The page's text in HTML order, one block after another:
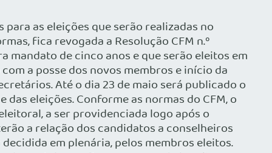
CAPÍTULO II DOS ATOS PREPARATÓRIOS DAS ELEIÇÕES SEÇÃO I DOS REGISTROS DAS CHAPAS Art. 12 – É obrigatório o registro prévio das chapas de candidatos a membros efetivos e suplentes dos Conselhos Regionais. Parágrafo 1º – O registro será efetuado mediante requerimento dirigido ao presidente da Comissão Eleitoral, assinado, pelo menos, por tantos médicos inscritos quanto sejam as vagas a preencher, e no qual deve constar o nome, por extenso, de cada candidato e o respectivo número de inscrição no Conselho Regional de Medicina. Parágrafo 2º – O requerimento deve ser acompanhado da declaração de aquiescência de cada candidato a membro efetivo e suplente. Parágrafo 3º – A Secretaria do Conselho Regional de Medicina protocolará o requerimento de registro da chapa e anotará, no mesmo e na cópia, a hora e data do recebimento. Art. 13 – Nenhum signatário de requerimento de registro de chapa poderá ser nela incluído e nenhum candidato poderá figurar em mais de uma chapa. Art. 14 – O número de candidatos a membros efetivos e suplentes dos Conselhos Regionais, inscritos em cada chapa eleitoral, será igual ao estipulado nos artigos 2º e 3º destas instruções. Art. 15 – O período para registro de chapa de candidatos aos Conselhos Regionais inicia-se às 14 horas do dia 2.6.2003 e termina às 18 horas do dia 16.6.2003. Art. 16 – A decisão sobre o requerimento de registro da chapa de candidatos deverá ser comunicada aos requerentes dentro de 72 horas após a apresentação do mesmo. Parágrafo único – Em caso de indeferimento pela Comissão Eleitoral, o presidente do Conselho Regional de Medicina dará conhecimento aos requerentes, através de despacho, dos motivos da decisão, fixando o prazo de 72 horas, a partir do mesmo, para que sejam sanadas as irregularidades que o justificaram. Art. 17 – As chapas serão numeradas de acordo com a ordem cronológica de inscrição. Art. 18 – Após encerrado o prazo para registro de candidatos, a Comissão Eleitoral providenciará a confecção da cédula eleitoral única, conforme modelo anexo. Parágrafo único – Na cédula eleitoral única constará a relação dos candidatos a conselheiros efetivos e suplentes de cada chapa inscrita. Art. 19 – O presidente do Conselho Regional de Medicina dará amplo conhecimento do prazo de inscrição de chapas e da data das eleições através de edital publicado no Diário Oficial da Unidade Federativa respectiva e em jornal local de grande circulação, até o dia 23/5/2003. Parágrafo único – Poderão ser utilizados, além dos meios citados no “caput” deste artigo, cartazes, cartas e outros instrumentos que garantam a mais ampla divulgação de todo o processo eleitoral. Art. 20 – À Secretaria dos Conselhos Regionais incumbe: a. preparar as folhas de votantes, que deverão estar ultimadas até uma semana antes do